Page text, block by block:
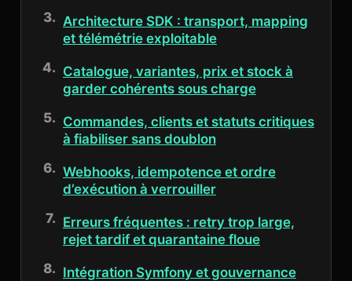
Architecture SDK : transport, mapping
et télémétrie exploitable
Catalogue, variantes, prix et stock à
garder cohérents sous charge
Commandes, clients et statuts critiques
à fiabiliser sans doublon
Webhooks, idempotence et ordre
d’exécution à verrouiller
Erreurs fréquentes : retry trop large,
rejet tardif et quarantaine floue
Intégration Symfony et gouvernance